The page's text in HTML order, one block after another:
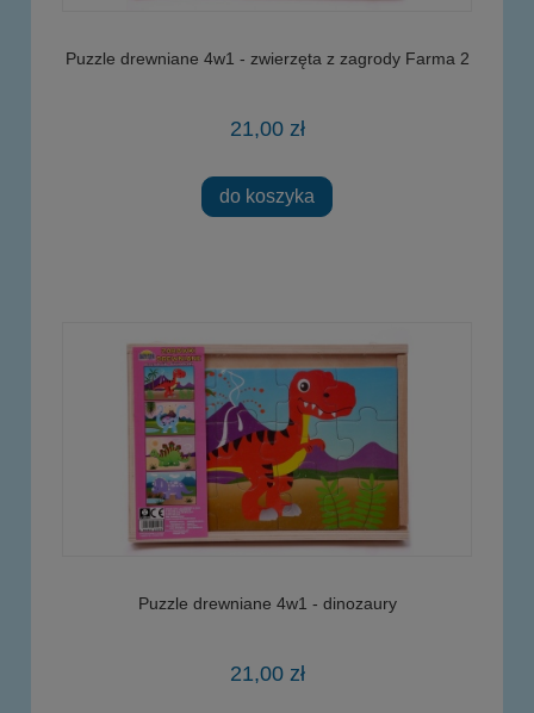
Puzzle drewniane 4w1 - zwierzęta z zagrody Farma 2
21,00 zł
do koszyka
Puzzle drewniane 4w1 - dinozaury
21,00 zł